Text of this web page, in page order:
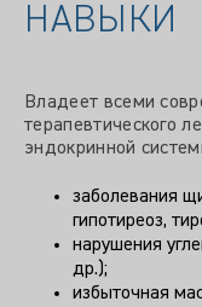
НАВЫКИ
Владеет всеми
терапевтического
эндокринной
заболевания
гипотиреоз,
нарушения
др.);
избыточная